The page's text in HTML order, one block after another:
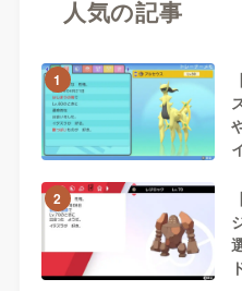
人気の記事
1
2